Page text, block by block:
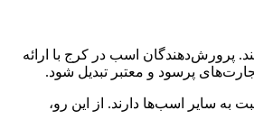
پرورش‌دهندگان اسب در کرج با ارائه
پرسود و معتبر تبدیل شود.
سایر اسب‌ها دارند. از این رو،